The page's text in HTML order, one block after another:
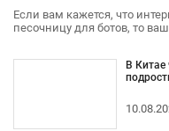
Если вам кажется, что
песочницу для ботов, то
В Китае